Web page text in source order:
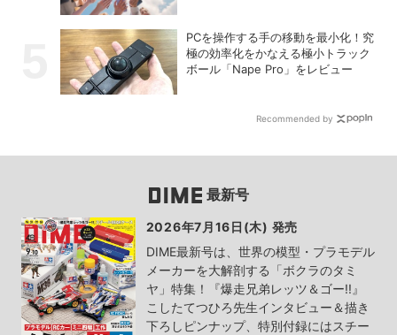
PCを操作する手の移動を最小化！究
極の効率化をかなえる極小トラック
ボール「Nape Pro」をレビュー
Recommended by
最新号
2026年7月16日(木) 発売
DIME最新号は、世界の模型・プラモデル
メーカーを大解剖する「ボクラのタミ
ヤ」特集！『爆走兄弟レッツ＆ゴー!!』
こしたてつひろ先生インタビュー＆描き
下ろしピンナップ、特別付録にはスチー